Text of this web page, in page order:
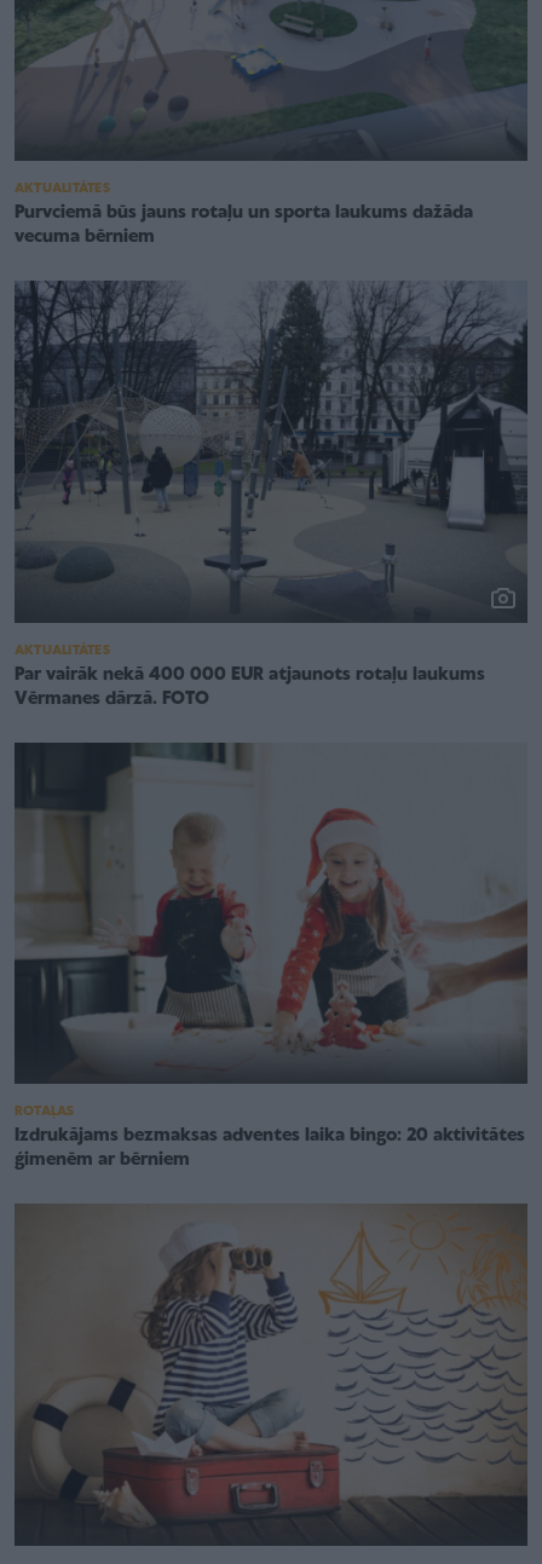
AKTUALITĀTES
Purvciemā būs jauns rotaļu un sporta laukums dažāda
vecuma bērniem
AKTUALITĀTES
Par vairāk nekā 400 000 EUR atjaunots rotaļu laukums
Vērmanes dārzā. FOTO
ROTAĻAS
Izdrukājams bezmaksas adventes laika bingo: 20 aktivitātes
ģimenēm ar bērniem